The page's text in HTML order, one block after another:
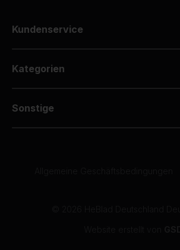
Kundenservice
Kategorien
Sonstige